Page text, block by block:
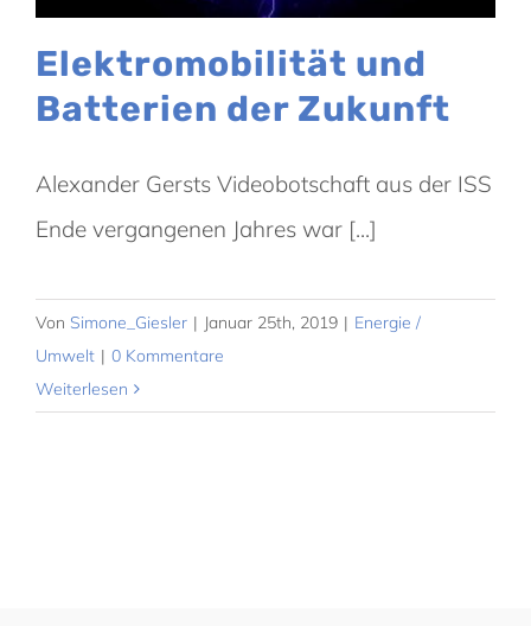
Elektromobilität und
Batterien der Zukunft
Alexander Gersts Videobotschaft aus der ISS
Ende vergangenen Jahres war [...]
Von Simone_Giesler | Januar 25th, 2019 | Energie /
Umwelt | 0 Kommentare
Weiterlesen